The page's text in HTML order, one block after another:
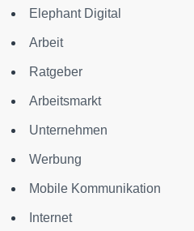
Elephant Digital
Arbeit
Ratgeber
Arbeitsmarkt
Unternehmen
Werbung
Mobile Kommunikation
Internet